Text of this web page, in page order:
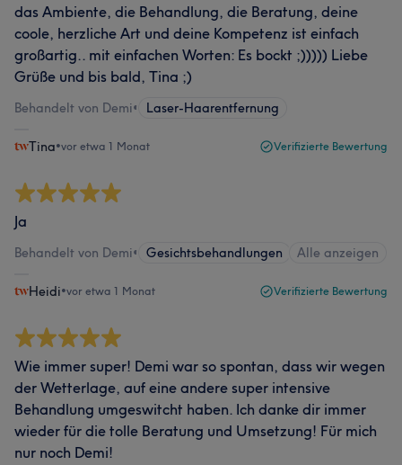
das Ambiente, die Behandlung, die Beratung, deine
coole, herzliche Art und deine Kompetenz ist einfach
großartig.. mit einfachen Worten: Es bockt ;))))) Liebe
Grüße und bis bald, Tina ;)
Behandelt von Demi• Laser-Haarentfernung
Tina•vor etwa 1 Monat Verifizierte Bewertung
Ja
Behandelt von Demi• Gesichtsbehandlungen Alle anzeigen
Heidi•vor etwa 1 Monat Verifizierte Bewertung
Wie immer super! Demi war so spontan, dass wir wegen
der Wetterlage, auf eine andere super intensive
Behandlung umgeswitcht haben. Ich danke dir immer
wieder für die tolle Beratung und Umsetzung! Für mich
nur noch Demi!